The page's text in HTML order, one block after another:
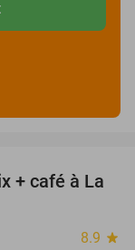
50%
+ café à La
8.9 star